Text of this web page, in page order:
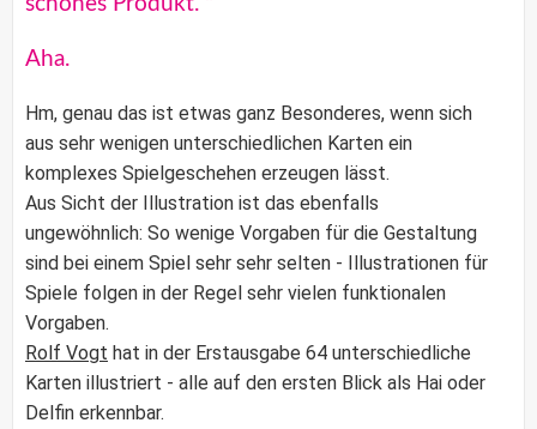
schönes Produkt. "
Aha.
Hm, genau das ist etwas ganz Besonderes, wenn sich
aus sehr wenigen unterschiedlichen Karten ein
komplexes Spielgeschehen erzeugen lässt.
Aus Sicht der Illustration ist das ebenfalls
ungewöhnlich: So wenige Vorgaben für die Gestaltung
sind bei einem Spiel sehr sehr selten - Illustrationen für
Spiele folgen in der Regel sehr vielen funktionalen
Vorgaben.
Rolf Vogt hat in der Erstausgabe 64 unterschiedliche
Karten illustriert - alle auf den ersten Blick als Hai oder
Delfin erkennbar.